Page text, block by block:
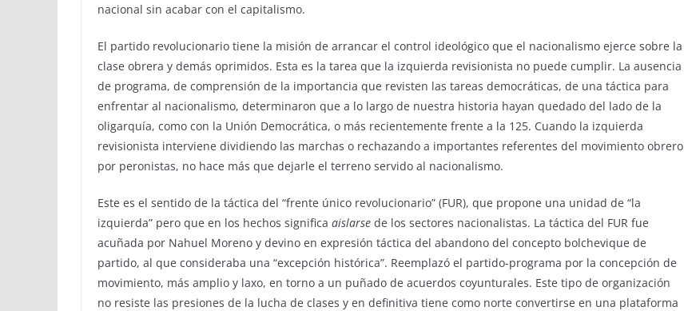
nacional sin acabar con el capitalismo.
El partido revolucionario tiene la misión de arrancar el control ideológico que el nacionalismo ejerce sobre la
clase obrera y demás oprimidos. Esta es la tarea que la izquierda revisionista no puede cumplir. La ausencia
de programa, de comprensión de la importancia que revisten las tareas democráticas, de una táctica para
enfrentar al nacionalismo, determinaron que a lo largo de nuestra historia hayan quedado del lado de la
oligarquía, como con la Unión Democrática, o más recientemente frente a la 125. Cuando la izquierda
revisionista interviene dividiendo las marchas o rechazando a importantes referentes del movimiento obrero
por peronistas, no hace más que dejarle el terreno servido al nacionalismo.
Este es el sentido de la táctica del “frente único revolucionario” (FUR), que propone una unidad de “la
izquierda” pero que en los hechos significa aislarse de los sectores nacionalistas. La táctica del FUR fue
acuñada por Nahuel Moreno y devino en expresión táctica del abandono del concepto bolchevique de
partido, al que consideraba una “excepción histórica”. Reemplazó el partido-programa por la concepción de
movimiento, más amplio y laxo, en torno a un puñado de acuerdos coyunturales. Este tipo de organización
no resiste las presiones de la lucha de clases y en definitiva tiene como norte convertirse en una plataforma